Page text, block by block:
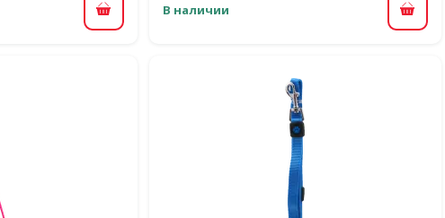
В корзинуВ наличии В